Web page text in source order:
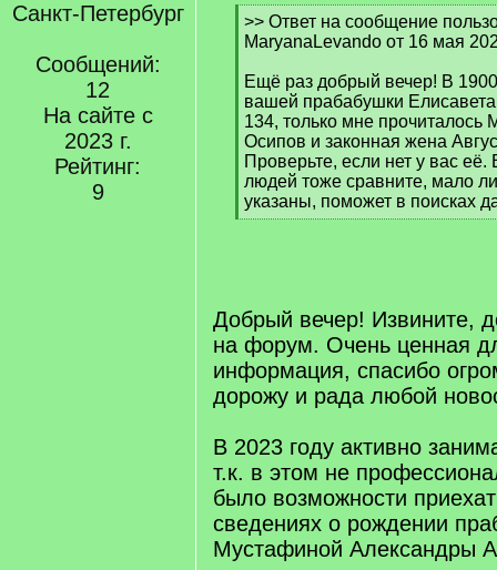
Санкт-Петербург
Сообщений:
12
На сайте с
2023 г.
Рейтинг:
9
[
q
>> Ответ на сообщение
MaryanaLevando от 16 мая
Ещё раз добрый вечер! В 1900
вашей прабабушки
134, только мне прочиталось
Осипов и законная жена
Проверьте, если нет у вас
людей тоже сравните, мало
указаны, поможет в поисках
[
Добрый вечер! Извините,
на форум. Очень ценная
информация, спасибо
дорожу и рада любой
В 2023 году активно
т.к. в этом не
было возможности
сведениях о рождении
Мустафиной Александры